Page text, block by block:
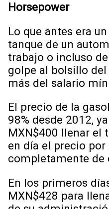
Horsepower
Lo que antes era
tanque de un
trabajo o incluso
golpe al bolsillo
más del salario
El precio de la
98% desde 2012,
MXN$400 llenar el
en día el precio
completamente de
En los primeros
MXN$428 para